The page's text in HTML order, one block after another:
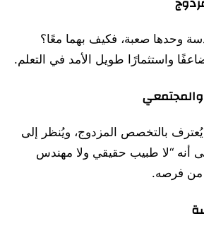
وحدها صعبة، فكيف بهما معًا؟
واستثمارًا طويل الأمد في التعلم.
والمجتمعي
بالتخصص المزدوج، ويُنظر إلى
أنه “لا طبيب حقيقي ولا مهندس
من فرصه.